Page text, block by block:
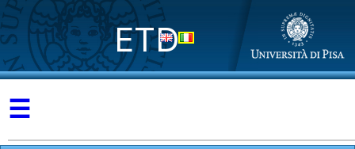
ETD
☰